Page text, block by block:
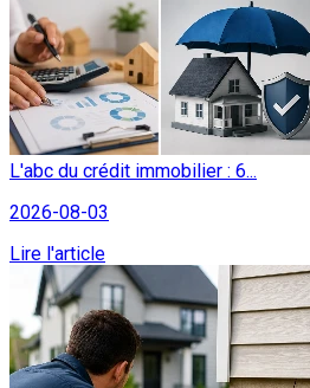
L'abc du crédit immobilier : 6...
2026-08-03
Lire l'article